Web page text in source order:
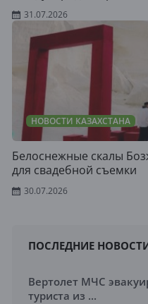
31.07.2026
НОВОСТИ КАЗАХСТАНА
Белоснежные скалы
для свадебной съемки
30.07.2026
ПОСЛЕДНИЕ
Вертолет МЧС
туриста из ...